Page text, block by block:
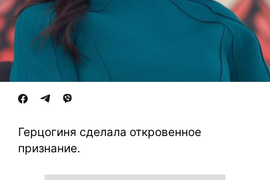
Герцогиня сделала откровенное
признание.